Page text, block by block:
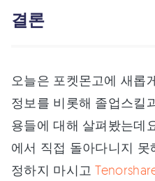
결론
오늘은 포켓몬고에 새롭
정보를 비롯해 졸업스킬
용들에 대해 살펴봤는데
에서 직접 돌아다니지
정하지 마시고